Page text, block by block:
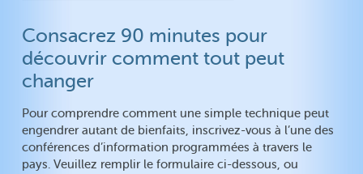
Consacrez 90 minutes pour
découvrir comment tout peut
changer
Pour comprendre comment une simple technique peut
engendrer autant de bienfaits, inscrivez-vous à l’une des
conférences d’information programmées à travers le
pays. Veuillez remplir le formulaire ci-dessous, ou